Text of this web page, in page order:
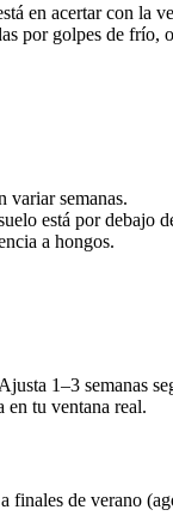
en acertar con la
por golpes de frío,
variar semanas.
está por debajo
a hongos.
1–3 semanas
tu ventana real.
de verano